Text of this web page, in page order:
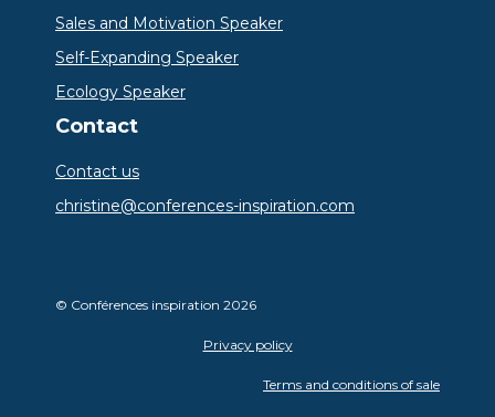
Sales and Motivation Speaker
Self-Expanding Speaker
Ecology Speaker
Contact
Contact us
christine@conferences-inspiration.com
© Conférences inspiration 2026
Privacy policy
Terms and conditions of sale